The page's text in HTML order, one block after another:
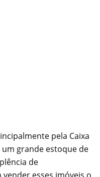
pela Caixa
grande estoque de
de